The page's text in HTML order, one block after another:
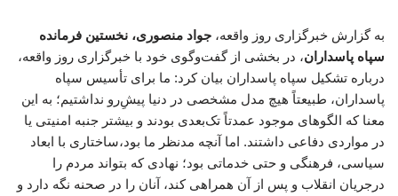
به گزارش خبرگزاری روز واقعه، جواد منصوری، نخستین فرمانده
سپاه پاسداران، در بخشی از گفت‌وگوی خود با خبرگزاری روز واقعه،
درباره تشکیل سپاه پاسداران بیان کرد: ما برای تأسیس سپاه
پاسداران، طبیعتاً هیچ مدل مشخصی در دنیا پیشِ‌رو نداشتیم؛ به این
معنا که الگوهای موجود عمدتاً تک‌بعدی بودند و بیشتر جنبه امنیتی یا
در مواردی دفاعی داشتند. اما آنچه مدنظر ما بود،ساختاری با ابعاد
سیاسی، فرهنگی و حتی خدماتی بود؛ نهادی که بتواند مردم را
درجریان انقلاب و پس از آن همراهی کند، آنان را در صحنه نگه دارد و